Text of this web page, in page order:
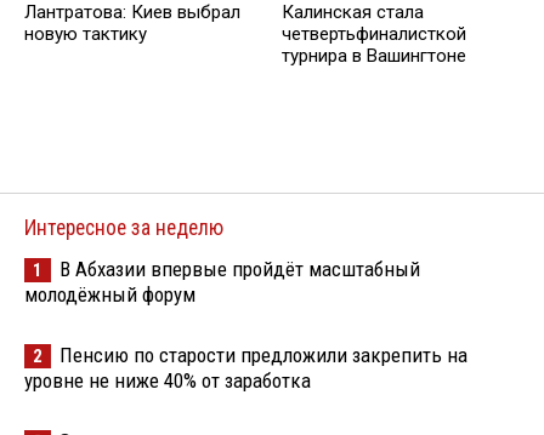
Лантратова: Киев выбрал
новую тактику
Калинская стала
четвертьфиналисткой
турнира в Вашингтоне
Интересное за неделю
1
В Абхазии впервые пройдёт масштабный
молодёжный форум
2
Пенсию по старости предложили закрепить на
уровне не ниже 40% от заработка